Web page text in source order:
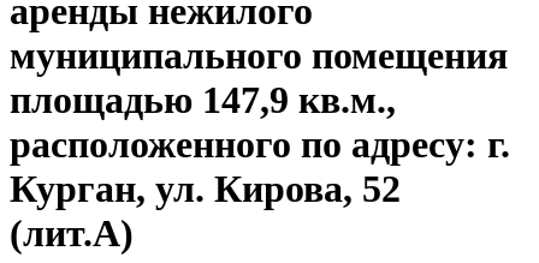
аренды нежилого
муниципального помещения
площадью 147,9 кв.м.,
расположенного по адресу: г.
Курган, ул. Кирова, 52
(лит.А)